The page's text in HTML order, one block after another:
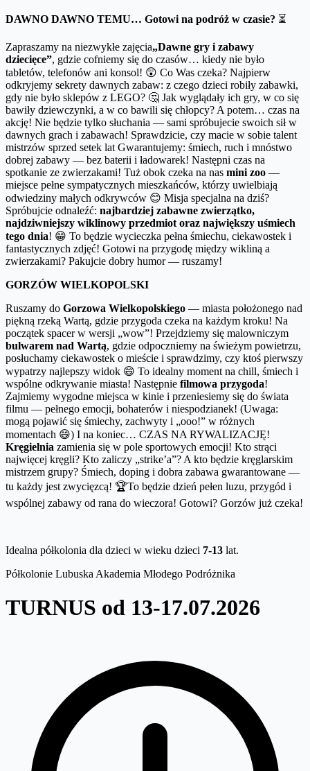
DAWNO DAWNO TEMU… Gotowi na podróż w czasie? ⏳
Zapraszamy na niezwykłe zajęcia„Dawne gry i zabawy
dziecięce”, gdzie cofniemy się do czasów… kiedy nie było
tabletów, telefonów ani konsol! 😲 Co Was czeka? Najpierw
odkryjemy sekrety dawnych zabaw: z czego dzieci robiły zabawki,
gdy nie było sklepów z LEGO? 🤔 Jak wyglądały ich gry, w co się
bawiły dziewczynki, a w co bawili się chłopcy? A potem… czas na
akcję! Nie będzie tylko słuchania — sami spróbujecie swoich sił w
dawnych grach i zabawach! Sprawdzicie, czy macie w sobie talent
mistrzów sprzed setek lat Gwarantujemy: śmiech, ruch i mnóstwo
dobrej zabawy — bez baterii i ładowarek! Następni czas na
spotkanie ze zwierzakami! Tuż obok czeka na nas mini zoo —
miejsce pełne sympatycznych mieszkańców, którzy uwielbiają
odwiedziny małych odkrywców 😊 Misja specjalna na dziś?
Spróbujcie odnaleźć: najbardziej zabawne zwierzątko,
najdziwniejszy wiklinowy przedmiot oraz największy uśmiech
tego dnia! 😁 To będzie wycieczka pełna śmiechu, ciekawostek i
fantastycznych zdjęć! Gotowi na przygodę między wikliną a
zwierzakami? Pakujcie dobry humor — ruszamy!
GORZÓW WIELKOPOLSKI
Ruszamy do Gorzowa Wielkopolskiego — miasta położonego nad
piękną rzeką Wartą, gdzie przygoda czeka na każdym kroku! Na
początek spacer w wersji „wow”! Przejdziemy się malowniczym
bulwarem nad Wartą, gdzie odpoczniemy na świeżym powietrzu,
posłuchamy ciekawostek o mieście i sprawdzimy, czy ktoś pierwszy
wypatrzy najlepszy widok 😄 To idealny moment na chill, śmiech i
wspólne odkrywanie miasta! Następnie filmowa przygoda!
Zajmiemy wygodne miejsca w kinie i przeniesiemy się do świata
filmu — pełnego emocji, bohaterów i niespodzianek! (Uwaga:
mogą pojawić się śmiechy, zachwyty i „ooo!” w różnych
momentach 😄) I na koniec… CZAS NA RYWALIZACJĘ!
Kręgielnia zamienia się w pole sportowych emocji! Kto strąci
najwięcej kręgli? Kto zaliczy „strike’a”? A kto będzie kręglarskim
mistrzem grupy? Śmiech, doping i dobra zabawa gwarantowane —
tu każdy jest zwycięzcą! 🏆To będzie dzień pełen luzu, przygód i
wspólnej zabawy od rana do wieczora! Gotowi? Gorzów już czeka!
Idealna półkolonia dla dzieci w wieku dzieci 7-13 lat.
Półkolonie Lubuska Akademia Młodego Podróżnika
TURNUS od 13-17.07.2026